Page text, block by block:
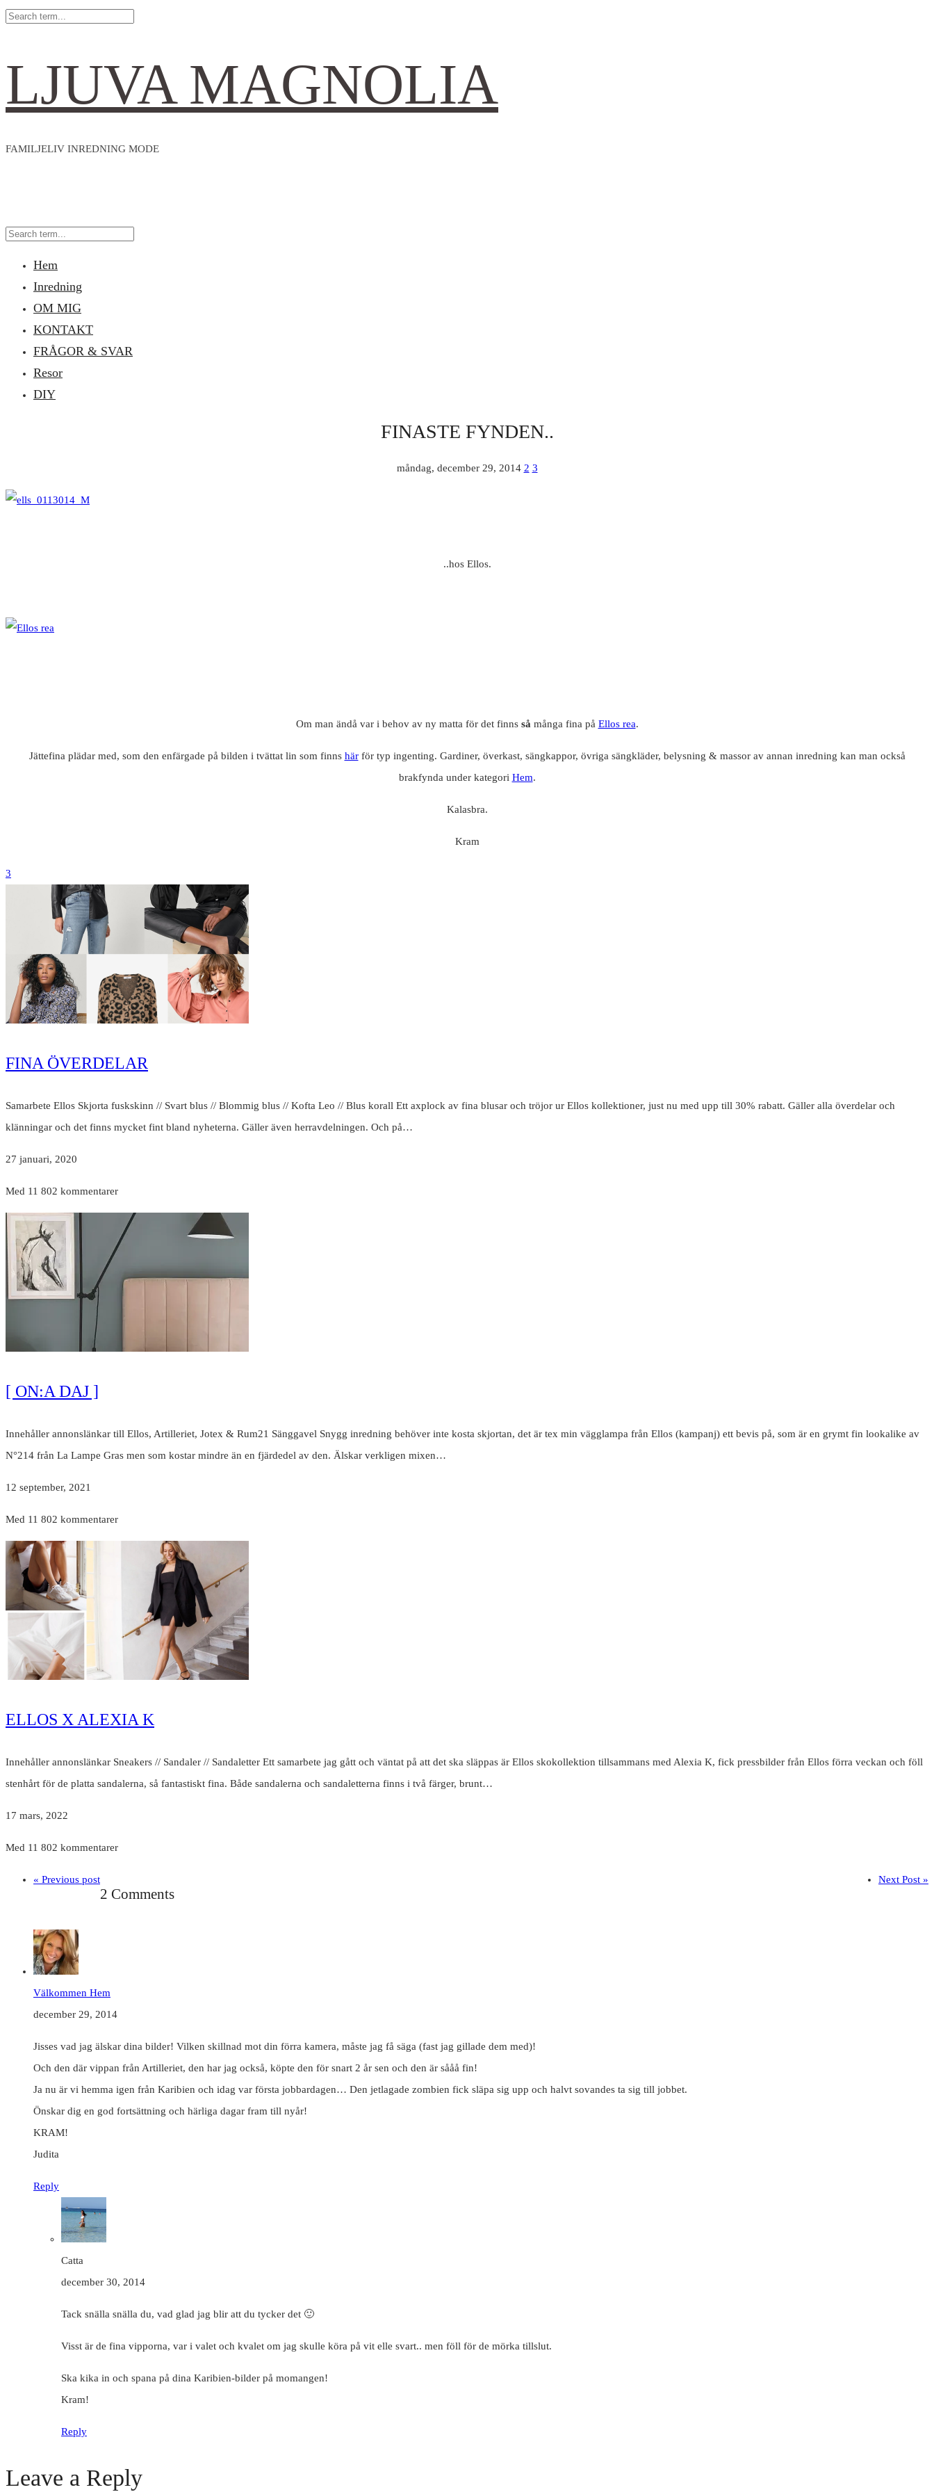
LJUVA MAGNOLIA
FAMILJELIV INREDNING MODE
Hem
Inredning
OM MIG
KONTAKT
FRÅGOR & SVAR
Resor
DIY
FINASTE FYNDEN..
måndag, december 29, 2014 2 3
..hos Ellos.
Om man ändå var i behov av ny matta för det finns såmånga fina på Ellos rea.
Jättefina plädar med, som den enfärgade på bilden i tvättat lin som finns härför typ ingenting. Gardiner, överkast, sängkappor, övriga sängkläder, belysning & massor av annan inredning kan man också
brakfynda under kategori Hem.
Kalasbra.
Kram
3
FINA ÖVERDELAR
Samarbete Ellos Skjorta fuskskinn // Svart blus // Blommig blus // Kofta Leo // Blus korall Ett axplock av fina blusar och tröjor ur Ellos kollektioner, just nu med upp till 30% rabatt. Gäller alla överdelar och
klänningar och det finns mycket fint bland nyheterna. Gäller även herravdelningen. Och på…
27 januari, 2020
Med 11 802 kommentarer
[ ON:A DAJ ]
Innehåller annonslänkar till Ellos, Artilleriet, Jotex & Rum21 Sänggavel Snygg inredning behöver inte kosta skjortan, det är tex min vägglampa från Ellos (kampanj) ett bevis på, som är en grymt fin lookalike av
N°214 från La Lampe Gras men som kostar mindre än en fjärdedel av den. Älskar verkligen mixen…
12 september, 2021
Med 11 802 kommentarer
ELLOS X ALEXIA K
Innehåller annonslänkar Sneakers // Sandaler // Sandaletter Ett samarbete jag gått och väntat på att det ska släppas är Ellos skokollektion tillsammans med Alexia K, fick pressbilder från Ellos förra veckan och föll
stenhårt för de platta sandalerna, så fantastiskt fina. Både sandalerna och sandaletterna finns i två färger, brunt…
17 mars, 2022
Med 11 802 kommentarer
« Previous post Next Post »
2 Comments
Välkommen Hem
december 29, 2014
Jisses vad jag älskar dina bilder! Vilken skillnad mot din förra kamera, måste jag få säga (fast jag gillade dem med)!
Och den där vippan från Artilleriet, den har jag också, köpte den för snart 2 år sen och den är sååå fin!
Ja nu är vi hemma igen från Karibien och idag var första jobbardagen… Den jetlagade zombien fick släpa sig upp och halvt sovandes ta sig till jobbet.
Önskar dig en god fortsättning och härliga dagar fram till nyår!
KRAM!
Judita
Reply
Catta
december 30, 2014
Tack snälla snälla du, vad glad jag blir att du tycker det 🙂
Visst är de fina vipporna, var i valet och kvalet om jag skulle köra på vit elle svart.. men föll för de mörka tillslut.
Ska kika in och spana på dina Karibien-bilder på momangen!
Kram!
Reply
Leave a Reply